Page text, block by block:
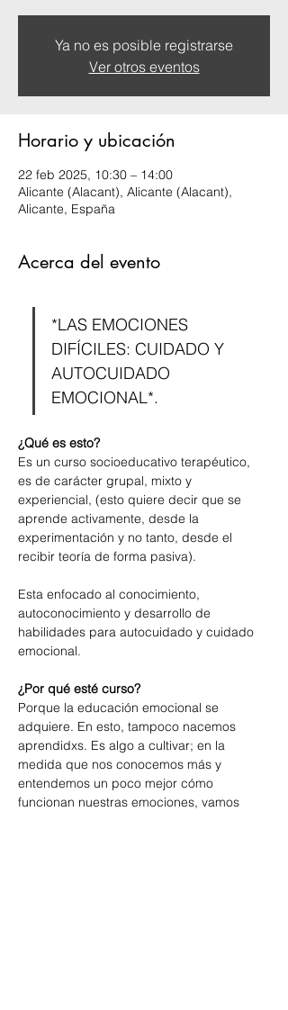
Ya no es posible registrarse
Ver otros eventos
Horario y ubicación
22 feb 2025, 10:30 – 14:00
Alicante (Alacant), Alicante (Alacant),
Alicante, España
Acerca del evento
*LAS EMOCIONES
DIFÍCILES: CUIDADO Y
AUTOCUIDADO
EMOCIONAL*.
¿Qué es esto?
Es un curso socioeducativo terapéutico,
es de carácter grupal, mixto y
experiencial, (esto quiere decir que se
aprende activamente, desde la
experimentación y no tanto, desde el
recibir teoría de forma pasiva).
Esta enfocado al conocimiento,
autoconocimiento y desarrollo de
habilidades para autocuidado y cuidado
emocional.
¿Por qué esté curso?
Porque la educación emocional se
adquiere. En esto, tampoco nacemos
aprendidxs. Es algo a cultivar; en la
medida que nos conocemos más y
entendemos un poco mejor cómo
funcionan nuestras emociones, vamos